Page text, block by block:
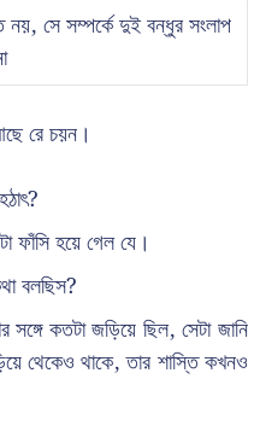
সে সম্পর্কে দুই বন্ধুর সংলাপ
রে চয়ন।
ফাঁসি হয়ে গেল যে।
বলছিস?
কতটা জড়িয়ে ছিল, সেটা জানি
থেকেও থাকে, তার শাস্তি কখনও